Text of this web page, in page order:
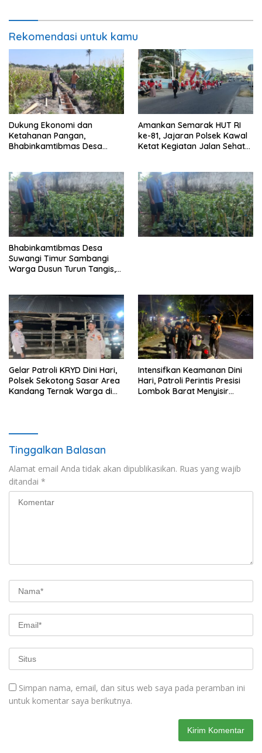
Rekomendasi untuk kamu
Dukung Ekonomi dan
Ketahanan Pangan,
Bhabinkamtibmas Desa
Amankan Semarak HUT RI
ke-81, Jajaran Polsek Kawal
Ketat Kegiatan Jalan Sehat
Bhabinkamtibmas Desa
Suwangi Timur Sambangi
Warga Dusun Turun Tangis,
Gelar Patroli KRYD Dini Hari,
Polsek Sekotong Sasar Area
Kandang Ternak Warga di
Intensifkan Keamanan Dini
Hari, Patroli Perintis Presisi
Lombok Barat Menyisir
Tinggalkan Balasan
Alamat email Anda tidak akan dipublikasikan. Ruas yang wajib
ditandai *
Simpan nama, email, dan situs web saya pada peramban ini
untuk komentar saya berikutnya.